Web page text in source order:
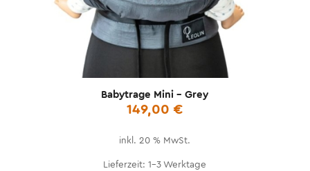
Babytrage Mini – Grey
149,00 €
inkl. 20 % MwSt.
Lieferzeit:1-3 Werktage